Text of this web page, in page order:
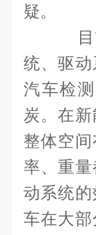
疑。
目
统、驱
汽车检
炭。在
整体空
率、重
动系统
车在大